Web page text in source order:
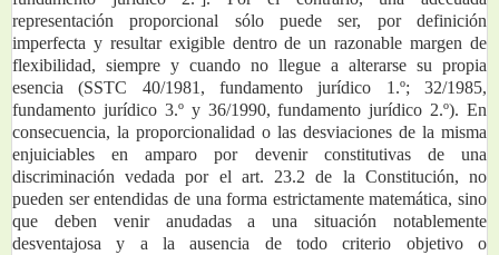
representación proporcional sólo puede ser, por definición
imperfecta y resultar exigible dentro de un razonable margen de
flexibilidad, siempre y cuando no llegue a alterarse su propia
esencia (SSTC 40/1981, fundamento jurídico 1.º; 32/1985,
fundamento jurídico 3.º y 36/1990, fundamento jurídico 2.º). En
consecuencia, la proporcionalidad o las desviaciones de la misma
enjuiciables en amparo por devenir constitutivas de una
discriminación vedada por el art. 23.2 de la Constitución, no
pueden ser entendidas de una forma estrictamente matemática, sino
que deben venir anudadas a una situación notablemente
desventajosa y a la ausencia de todo criterio objetivo o